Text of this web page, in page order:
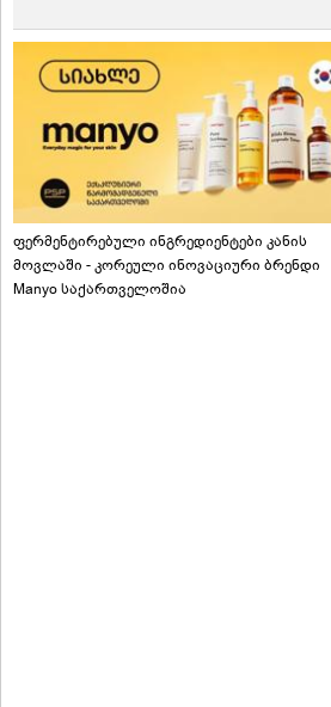
ფერმენტირებული ინგრედიენტები კანის
მოვლაში - კორეული ინოვაციური ბრენდი
Manyo საქართველოშია